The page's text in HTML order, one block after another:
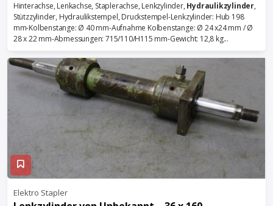
Hinterachse, Lenkachse, Staplerachse, Lenkzylinder, Hydraulikzylinder,
Stützzylinder, Hydraulikstempel, Druckstempel-Lenkzylinder: Hub 198
mm-Kolbenstange: Ø 40 mm-Aufnahme Kolbenstange: Ø 24 x24 mm / Ø
28 x 22 mm-Abmessungen: 715/110/H115 mm-Gewicht: 12,8 kg...
Elektro Stapler